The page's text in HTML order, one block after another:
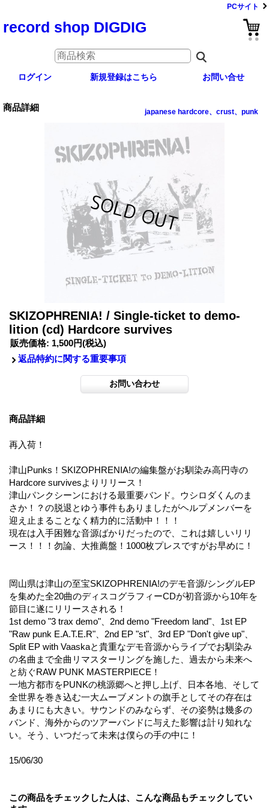
PCサイト
record shop DIGDIG
ログイン 新規登録はこちら お問い合せ
商品詳細 japanese hardcore、crust、punk
SKIZOPHRENIA! / Single-ticket to demo-
lition (cd) Hardcore survives
販売価格: 1,500円(税込)
返品特約に関する重要事項
商品詳細
再入荷！
津山Punks！SKIZOPHRENIA!の編集盤がお馴染み高円寺の
Hardcore survivesよりリリース！
津山パンクシーンにおける最重要バンド。ウシロダくんのま
さか！？の脱退とゆう事件もありましたがヘルプメンバーを
迎え止まることなく精力的に活動中！！！
現在は入手困難な音源ばかりだったので、これは嬉しいリリ
ース！！！勿論、大推薦盤！1000枚プレスですがお早めに！
岡山県は津山の至宝SKIZOPHRENIA!のデモ音源/シングルEP
を集めた全20曲のディスコグラフィーCDが初音源から10年を
節目に遂にリリースされる！
1st demo "3 trax demo"、2nd demo "Freedom land"、1st EP
"Raw punk E.A.T.E.R"、2nd EP "st"、3rd EP "Don't give up"、
Split EP with Vaaskaと貴重なデモ音源からライブでお馴染み
の名曲まで全曲リマスターリングを施した、過去から未来へ
と紡ぐRAW PUNK MASTERPIECE！
一地方都市をPUNKの桃源郷へと押し上げ、日本各地、そして
全世界を巻き込む一大ムーブメントの旗手としてその存在は
あまりにも大きい。サウンドのみならず、その姿勢は幾多の
バンド、海外からのツアーバンドに与えた影響は計り知れな
い。そう、いつだって未来は僕らの手の中に！
15/06/30
この商品をチェックした人は、こんな商品もチェックしてい